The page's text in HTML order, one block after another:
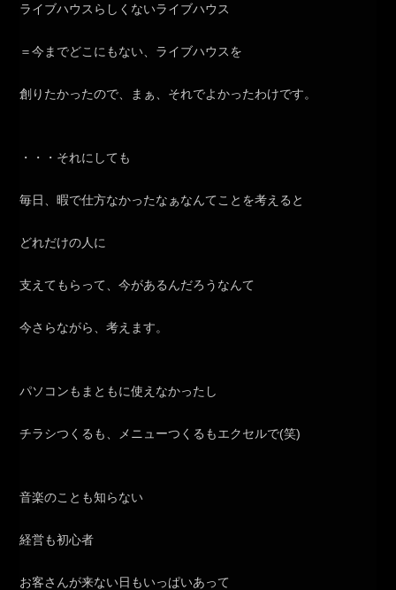
ライブハウスらしくないライブハウス
＝今までどこにもない、ライブハウスを
創りたかったので、まぁ、それでよかったわけです。
・・・それにしても
毎日、暇で仕方なかったなぁなんてことを考えると
どれだけの人に
支えてもらって、今があるんだろうなんて
今さらながら、考えます。
パソコンもまともに使えなかったし
チラシつくるも、メニューつくるもエクセルで(笑)
音楽のことも知らない
経営も初心者
お客さんが来ない日もいっぱいあって